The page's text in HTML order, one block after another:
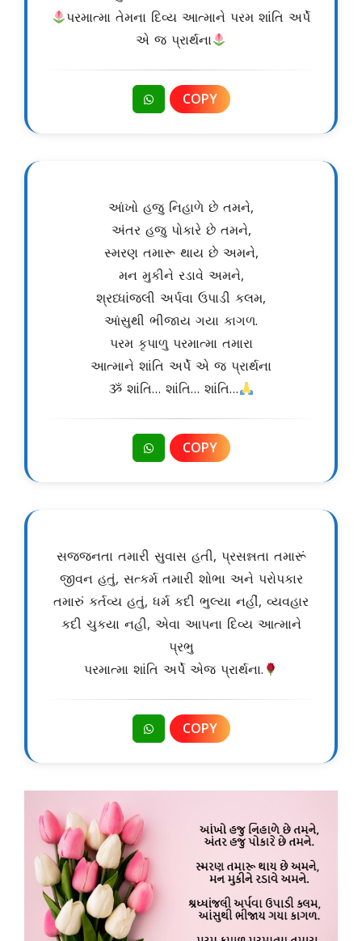
પરમાત્મા તેમના દિવ્ય આત્માને પરમ શાંતિ અર્પે
એ જ પ્રાર્થના
COPY
આંખો હજુ નિહાળે છે તમને,
અંતર હજુ પોકારે છે તમને,
સ્મરણ તમારૂ થાય છે અમને,
મન મુકીને રડાવે અમને,
શ્રધ્ધાંજલી અર્પવા ઉપાડી કલમ,
આંસુથી ભીજાય ગયા કાગળ.
પરમ કૃપાળુ પરમાત્મા તમારા
આત્માને શાંતિ અર્પે એ જ પ્રાર્થના
ૐ શાંતિ… શાંતિ… શાંતિ…
COPY
સજજનતા તમારી સુવાસ હતી, પ્રસન્નતા તમારૂં
જીવન હતું, સત્કર્મ તમારી શોભા અને પરોપકાર
તમારું કર્તવ્ય હતું, ધર્મ કદી ભુલ્યા નહીં, વ્યવહાર
કદી ચુકયા નહી, એવા આપના દિવ્ય આત્માને
પ્રભુ
પરમાત્મા શાંતિ અર્પે એજ પ્રાર્થના.
COPY